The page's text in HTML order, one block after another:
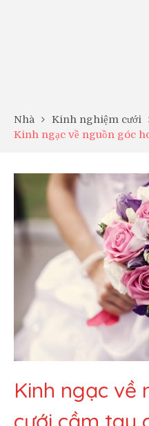
Nhà Kinh nghiệm cưới
Kinh ngạc về nguồn góc
Kinh ngạc về